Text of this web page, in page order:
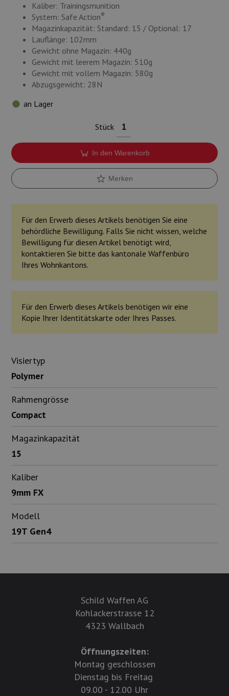
Kaliber: Trainingsmunition
System: Safe Action®
Magazinkapazität: Standard: 15 / Optional: 17
Lauflänge: 102mm
Gewicht ohne Magazin: 440g
Gewicht mit leerem Magazin: 510g
Gewicht mit vollem Magazin: 580g
Abzugsgewicht: 28N
an Lager
Stück
In den Warenkorb
Merken
Für den Erwerb dieses Artikels benötigen Sie eine
behördliche Bewilligung. Falls Sie nicht wissen, welche
Bewilligung für diesen Artikel benötigt wird,
kontaktieren Sie bitte das kantonale Waffenbüro
Ihres Wohnkantons.
Für den Erwerb dieses Artikels benötigen wir eine
Kopie Ihrer Identitätskarte oder Ihres Passes.
Visiertyp
Polymer
Rahmengrösse
Compact
Magazinkapazität
15
Kaliber
9mm FX
Modell
19T Gen4
Schild Waffen AG
Kohlackerstrasse 12
4323 Wallbach
Öffnungszeiten:
Montag geschlossen
Dienstag bis Freitag
09.00 - 12.00 Uhr